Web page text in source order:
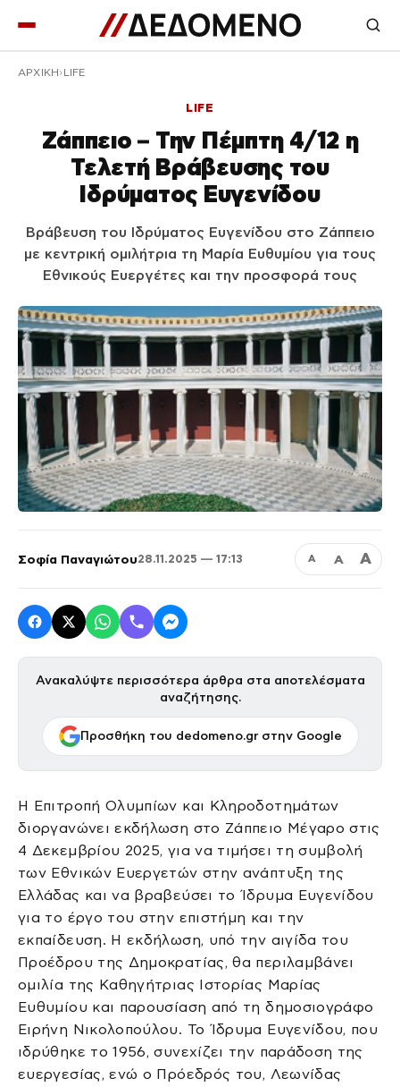
ΑΡΧΙΚΉ LIFE
LIFE
Ζάππειο – Την Πέμπτη 4/12 η
Τελετή Βράβευσης του
Ιδρύματος Ευγενίδου
Βράβευση του Ιδρύματος Ευγενίδου στο Ζάππειο
με κεντρική ομιλήτρια τη Μαρία Ευθυμίου για τους
Εθνικούς Ευεργέτες και την προσφορά τους
Σοφία Παναγιώτου28.11.2025 — 17:13 Α Α Α
Ανακαλύψτε περισσότερα άρθρα στα αποτελέσματα
αναζήτησης.
Προσθήκη του dedomeno.gr στην Google
Η Επιτροπή Ολυμπίων και Κληροδοτημάτων
διοργανώνει εκδήλωση στο Ζάππειο Μέγαρο στις
4 Δεκεμβρίου 2025, για να τιμήσει τη συμβολή
των Εθνικών Ευεργετών στην ανάπτυξη της
Ελλάδας και να βραβεύσει το Ίδρυμα Ευγενίδου
για το έργο του στην επιστήμη και την
εκπαίδευση. Η εκδήλωση, υπό την αιγίδα του
Προέδρου της Δημοκρατίας, θα περιλαμβάνει
ομιλία της Καθηγήτριας Ιστορίας Μαρίας
Ευθυμίου και παρουσίαση από τη δημοσιογράφο
Ειρήνη Νικολοπούλου. Το Ίδρυμα Ευγενίδου, που
ιδρύθηκε το 1956, συνεχίζει την παράδοση της
ευεργεσίας, ενώ ο Πρόεδρός του, Λεωνίδας